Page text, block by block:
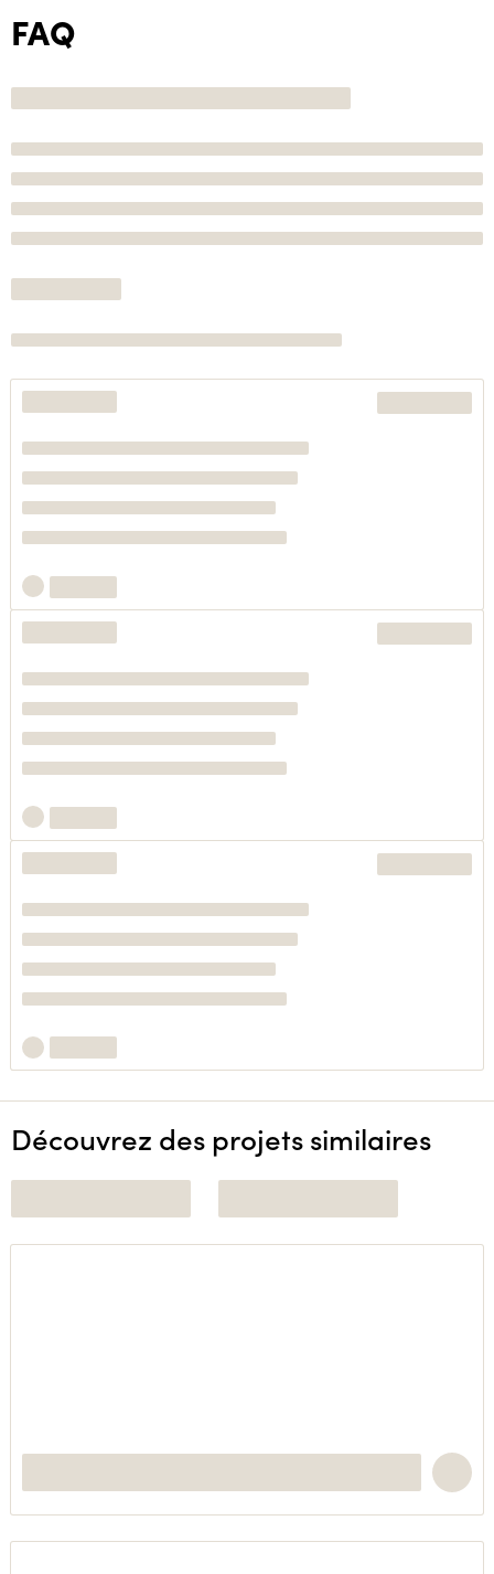
FAQ
Découvrez des projets similaires